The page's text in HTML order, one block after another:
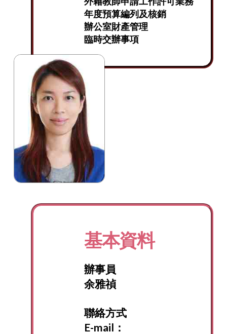
年度預算編列及核銷
辦公室財產管理
臨時交辦事項
基本資料
辦事員
余雅禎
聯絡方式
E-mail：